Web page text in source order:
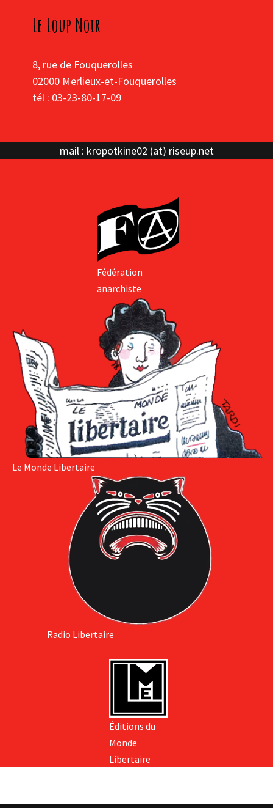
Le Loup Noir
8, rue de Fouquerolles
02000 Merlieux-et-Fouquerolles
tél : 03-23-80-17-09
mail : kropotkine02 (at) riseup.net
Fédération
anarchiste
Le Monde Libertaire
Radio Libertaire
Éditions du
Monde
Libertaire